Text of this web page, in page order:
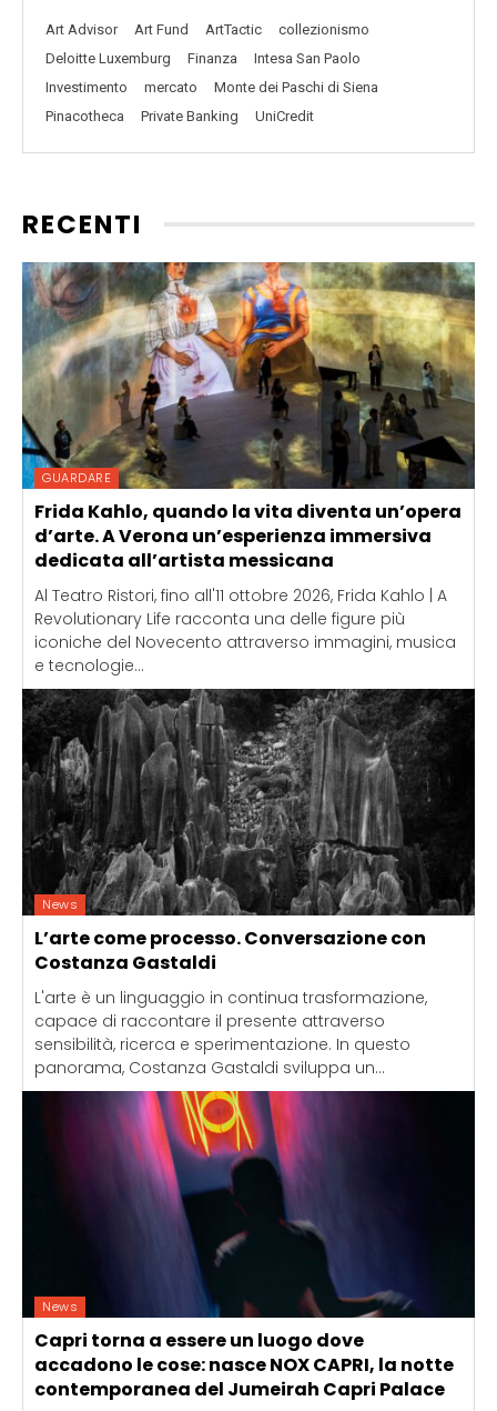
Art Advisor Art Fund ArtTactic
collezionismo
Deloitte Luxemburg
Finanza
Intesa San Paolo
Investimento
mercato
Monte dei Paschi di Siena
Pinacotheca
Private Banking UniCredit
RECENTI
GUARDARE
Frida Kahlo, quando la vita diventa un’opera
d’arte. A Verona un’esperienza immersiva
dedicata all’artista messicana
Al Teatro Ristori, fino all'11 ottobre 2026, Frida Kahlo | A
Revolutionary Life racconta una delle figure più
iconiche del Novecento attraverso immagini, musica
e tecnologie...
News
L’arte come processo. Conversazione con
Costanza Gastaldi
L'arte è un linguaggio in continua trasformazione,
capace di raccontare il presente attraverso
sensibilità, ricerca e sperimentazione. In questo
panorama, Costanza Gastaldi sviluppa un...
News
Capri torna a essere un luogo dove
accadono le cose: nasce NOX CAPRI, la notte
contemporanea del Jumeirah Capri Palace